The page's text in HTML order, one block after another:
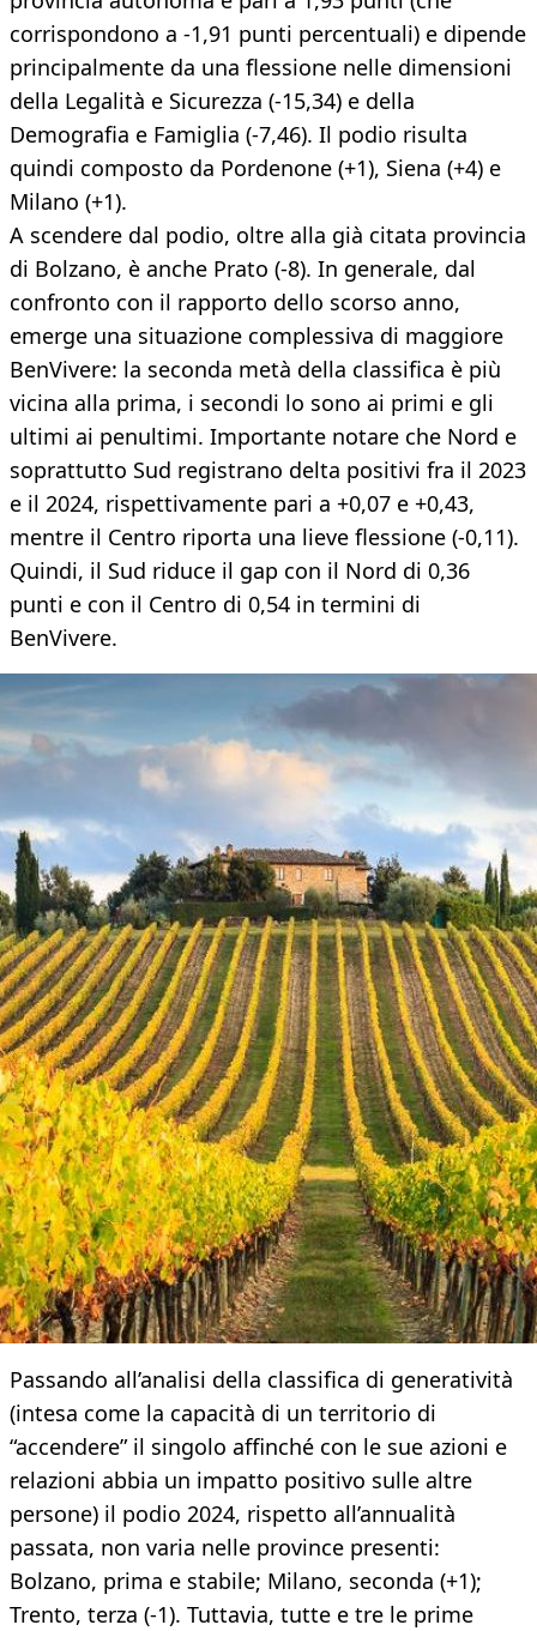
corrispondono a -1,91 punti percentuali) e dipende
principalmente da una flessione nelle dimensioni
della Legalità e Sicurezza (-15,34) e della
Demografia e Famiglia (-7,46). Il podio risulta
quindi composto da Pordenone (+1), Siena (+4) e
Milano (+1).
A scendere dal podio, oltre alla già citata provincia
di Bolzano, è anche Prato (-8). In generale, dal
confronto con il rapporto dello scorso anno,
emerge una situazione complessiva di maggiore
BenVivere: la seconda metà della classifica è più
vicina alla prima, i secondi lo sono ai primi e gli
ultimi ai penultimi. Importante notare che Nord e
soprattutto Sud registrano delta positivi fra il 2023
e il 2024, rispettivamente pari a +0,07 e +0,43,
mentre il Centro riporta una lieve flessione (-0,11).
Quindi, il Sud riduce il gap con il Nord di 0,36
punti e con il Centro di 0,54 in termini di
BenVivere.
Passando all’analisi della classifica di generatività
(intesa come la capacità di un territorio di
“accendere” il singolo affinché con le sue azioni e
relazioni abbia un impatto positivo sulle altre
persone) il podio 2024, rispetto all’annualità
passata, non varia nelle province presenti:
Bolzano, prima e stabile; Milano, seconda (+1);
Trento, terza (-1). Tuttavia, tutte e tre le prime